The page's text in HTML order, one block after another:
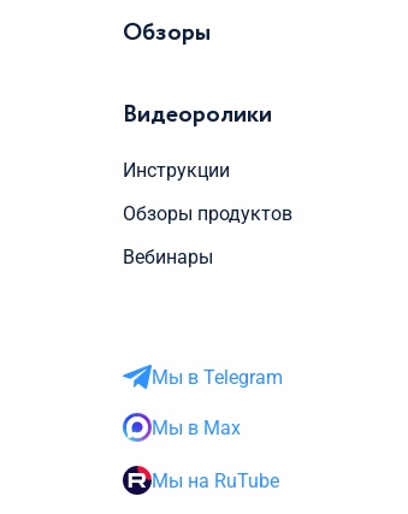
Обзоры
Видеоролики
Инструкции
Обзоры продуктов
Вебинары
Мы в Telegram
Мы в Max
Мы на RuTube